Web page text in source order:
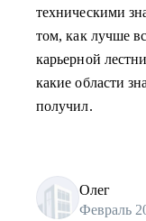
техническими
том, как лучше
карьерной
какие области
получил.
Олег
Февраль